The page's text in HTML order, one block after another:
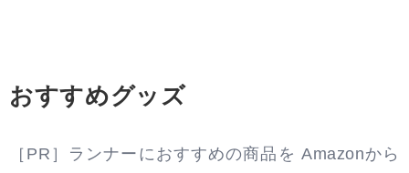
おすすめグッズ
［PR］ランナーにおすすめの商品を Amazonから